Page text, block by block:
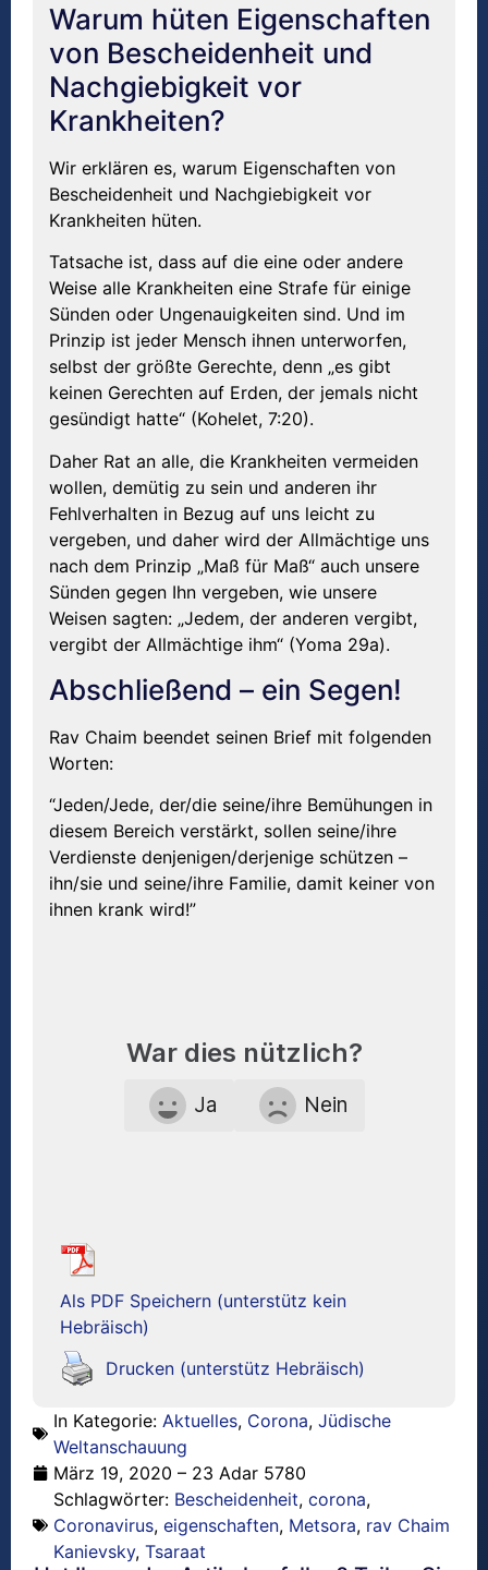
Warum hüten Eigenschaften
von Bescheidenheit und
Nachgiebigkeit vor
Krankheiten?
Wir erklären es, warum Eigenschaften von
Bescheidenheit und Nachgiebigkeit vor
Krankheiten hüten.
Tatsache ist, dass auf die eine oder andere
Weise alle Krankheiten eine Strafe für einige
Sünden oder Ungenauigkeiten sind. Und im
Prinzip ist jeder Mensch ihnen unterworfen,
selbst der größte Gerechte, denn „es gibt
keinen Gerechten auf Erden, der jemals nicht
gesündigt hatte“ (Kohelet, 7:20).
Daher Rat an alle, die Krankheiten vermeiden
wollen, demütig zu sein und anderen ihr
Fehlverhalten in Bezug auf uns leicht zu
vergeben, und daher wird der Allmächtige uns
nach dem Prinzip „Maß für Maß“ auch unsere
Sünden gegen Ihn vergeben, wie unsere
Weisen sagten: „Jedem, der anderen vergibt,
vergibt der Allmächtige ihm“ (Yoma 29a).
Abschließend – ein Segen!
Rav Chaim beendet seinen Brief mit folgenden
Worten:
“Jeden/Jede, der/die seine/ihre Bemühungen in
diesem Bereich verstärkt, sollen seine/ihre
Verdienste denjenigen/derjenige schützen –
ihn/sie und seine/ihre Familie, damit keiner von
ihnen krank wird!”
War dies nützlich?
Ja Nein
Als PDF Speichern (unterstütz kein
Hebräisch)
Drucken (unterstütz Hebräisch)
In Kategorie: Aktuelles, Corona, Jüdische
Weltanschauung
März 19, 2020 – 23 Adar 5780
Schlagwörter: Bescheidenheit, corona,
Coronavirus, eigenschaften, Metsora, rav Chaim
Kanievsky, Tsaraat